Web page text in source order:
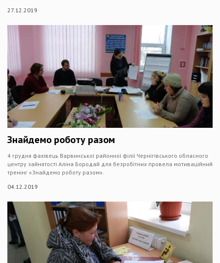
27.12.2019
Знайдемо роботу разом
4 грудня фахівець Варвинської районної філії Чернігівського обласного
центру зайнятості Аліна Бородай для безробітних провела мотиваційний
тренінг «Знайдемо роботу разом».
04.12.2019